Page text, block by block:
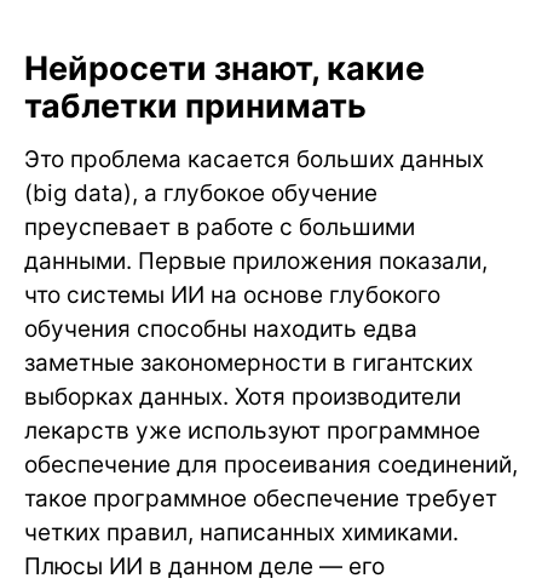
Нейросети знают, какие
таблетки принимать
Это проблема касается больших данных
(big data), а глубокое обучение
преуспевает в работе с большими
данными. Первые приложения показали,
что системы ИИ на основе глубокого
обучения способны находить едва
заметные закономерности в гигантских
выборках данных. Хотя производители
лекарств уже используют программное
обеспечение для просеивания соединений,
такое программное обеспечение требует
четких правил, написанных химиками.
Плюсы ИИ в данном деле — его